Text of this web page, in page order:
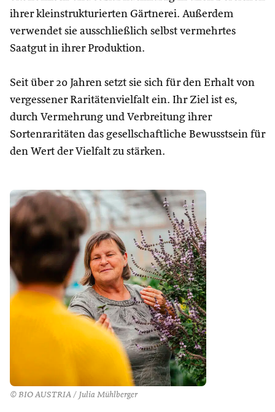
ihrer kleinstrukturierten Gärtnerei. Außerdem
verwendet sie ausschließlich selbst vermehrtes
Saatgut in ihrer Produktion.
Seit über 20 Jahren setzt sie sich für den Erhalt von
vergessener Raritätenvielfalt ein. Ihr Ziel ist es,
durch Vermehrung und Verbreitung ihrer
Sortenraritäten das gesellschaftliche Bewusstsein für
den Wert der Vielfalt zu stärken.
© BIO AUSTRIA / Julia Mühlberger